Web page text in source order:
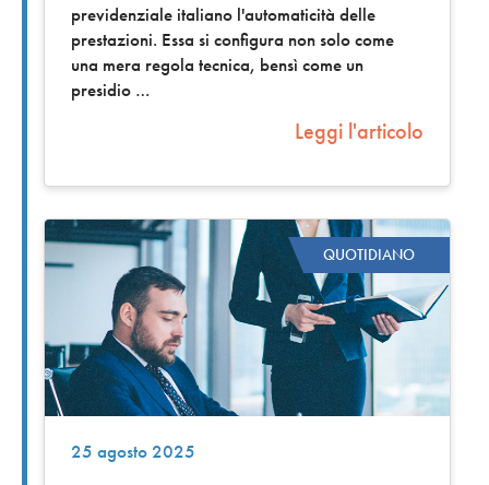
previdenziale italiano l'automaticità delle
prestazioni. Essa si configura non solo come
una mera regola tecnica, bensì come un
presidio
Leggi l'articolo
QUOTIDIANO
25 agosto 2025